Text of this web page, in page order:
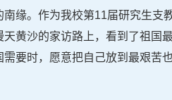
缘。作为我校第11届研究生支
黄沙的家访路上，看到了祖国
要时，愿意把自己放到最艰苦